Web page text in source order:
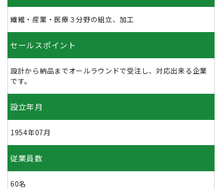
繊維・産業・医療３分野の組立、加工
セールスポイント
設計から納品までオールラウンドで受注し、対応出来る企業
です。
設立年月
1954年07月
従業員数
60名